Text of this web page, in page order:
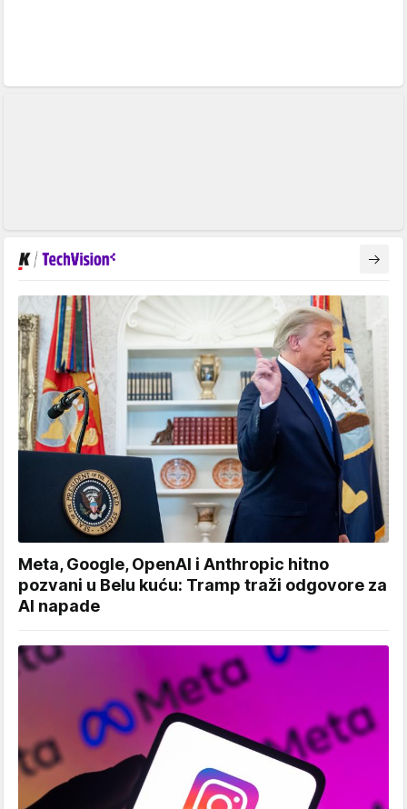
Meta, Google, OpenAI i Anthropic hitno
pozvani u Belu kuću: Tramp traži odgovore za
AI napade